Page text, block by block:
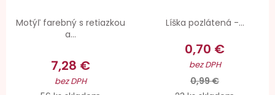
Motýľ farebný s retiazkou
a...
7,28 €
bez DPH
Líška pozlátená -...
0,70 €
bez DPH
0,99 €